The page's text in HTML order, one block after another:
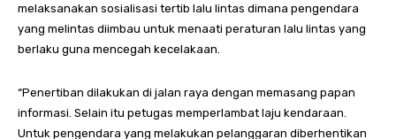
melaksanakan sosialisasi tertib lalu lintas dimana pengendara
yang melintas diimbau untuk menaati peraturan lalu lintas yang
berlaku guna mencegah kecelakaan.
“Penertiban dilakukan di jalan raya dengan memasang papan
informasi. Selain itu petugas memperlambat laju kendaraan.
Untuk pengendara yang melakukan pelanggaran diberhentikan